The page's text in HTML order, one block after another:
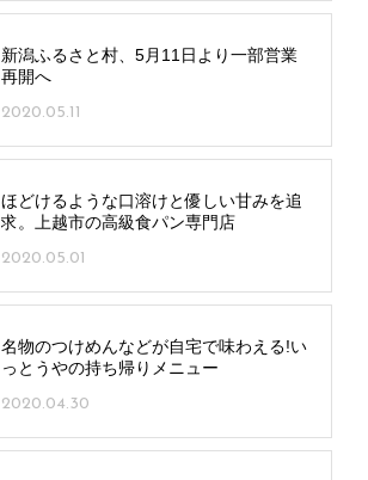
新潟ふるさと村、5月11日より一部営業
再開へ
2020.05.11
ほどけるような口溶けと優しい甘みを追
求。上越市の高級食パン専門店
2020.05.01
名物のつけめんなどが自宅で味わえる!い
っとうやの持ち帰りメニュー
2020.04.30